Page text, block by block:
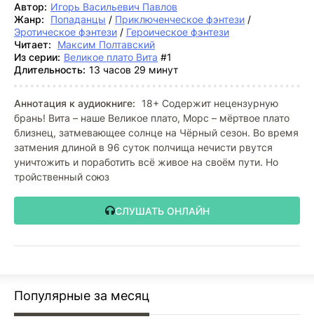
Автор: Игорь Васильевич Павлов
Жанр:
Попаданцы / Приключенческое фэнтези /
Эротическое фэнтези / Героическое фэнтези
Читает:
Максим Полтавский
Из серии: Великое плато Вита #1
Длительность: 13 часов 29 минут
Аннотация к аудиокниге:
18+ Содержит нецензурную
брань! Вита – наше Великое плато, Морс – мёртвое плато
близнец, затмевающее солнце на Чёрный сезон. Во время
затмения длиной в 96 суток полчища нечисти рвутся
уничтожить и поработить всё живое на своём пути. Но
тройственный союз
СЛУШАТЬ ОНЛАЙН
Популярные за месяц